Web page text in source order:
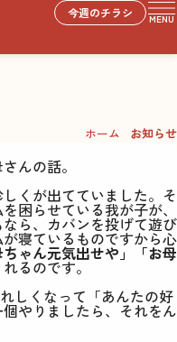
今週のチラシ MENU
ホーム お知らせ
んの話。
くが出てていました。そ
困らせている我が子が、
ら、カバンを投げて遊び
寝ているものですから心
ちゃん元気出せや」「お母
るのです。
しくなって「あんたの好
やりましたら、それをん